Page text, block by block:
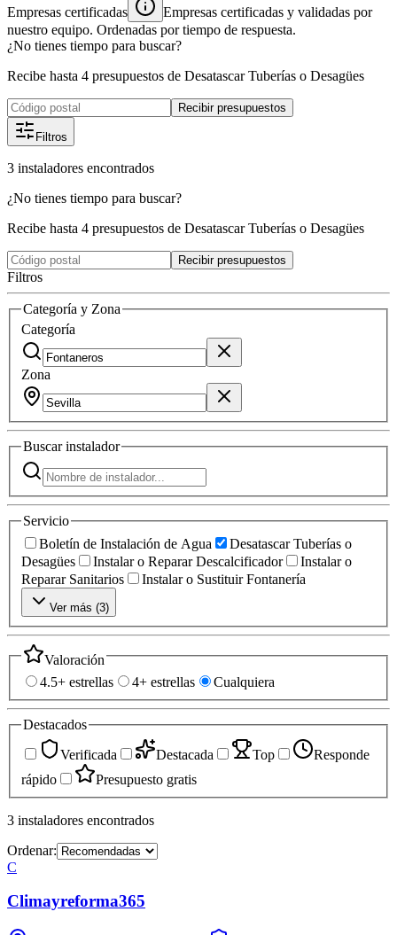
Empresas certificadas
Empresas certificadas y validadas por
nuestro equipo. Ordenadas por tiempo de respuesta.
¿No tienes tiempo para buscar?
Recibe hasta 4 presupuestos de Desatascar Tuberías o Desagües
Recibir presupuestos
Filtros
3 instaladores encontrados
¿No tienes tiempo para buscar?
Recibe hasta 4 presupuestos de Desatascar Tuberías o Desagües
Recibir presupuestos
Filtros
Categoría y Zona
Categoría
Zona
Buscarinstalador
Servicio
Boletín de Instalación de Agua
Desatascar Tuberías o
Desagües
Instalar o Reparar Descalcificador
Instalar o
Reparar Sanitarios
Instalar o Sustituir Fontanería
Ver más (3)
Valoración
4.5+ estrellas
4+ estrellas Cualquiera
Destacados
Verificada
Destacada Top
Responde
rápido
Presupuesto gratis
3 instaladores encontrados
Ordenar:
C
Climayreforma365